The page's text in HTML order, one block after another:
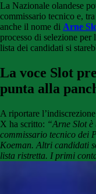
La Nazionale olandese
commissario tecnico e,
anche il nome di Arne
processo di selezione
lista dei candidati si
La voce Slot
punta alla
A riportare
X ha scritto: “Arne Slot
commissario tecnico dei
Koeman. Altri candidati
lista ristretta. I primi